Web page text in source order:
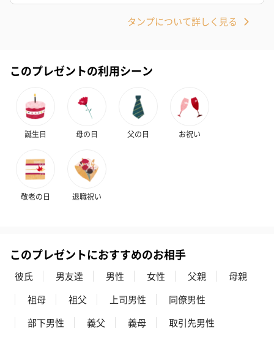
タンプについて詳しく見る
このプレゼントの利用シーン
誕生日 母の日 父の日 お祝い
敬老の日 退職祝い
このプレゼントにおすすめのお相手
彼氏 男友達 男性 女性 父親
母親
祖母
祖父 上司男性
同僚男性
部下男性
義父 義母 取引先男性